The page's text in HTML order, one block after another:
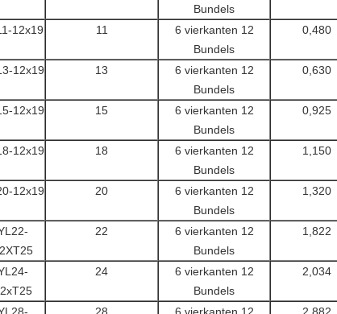
Bundels
12x19 11
6 vierkanten 12
Bundels
0,480
12x19 13
6 vierkanten 12
Bundels
0,630
12x19 15
6 vierkanten 12
Bundels
0,925
12x19 18
6 vierkanten 12
Bundels
1,150
12x19 20
6 vierkanten 12
Bundels
1,320
22
6 vierkanten 12
Bundels
1,822
24
6 vierkanten 12
Bundels
2,034